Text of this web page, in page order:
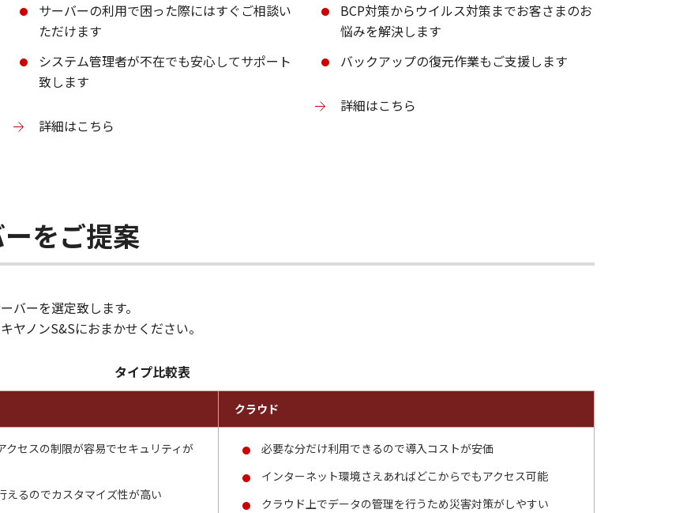
サーバーの利用で困った際にはすぐご相談い
ただけます
システム管理者が不在でも安心してサポート
致します
詳細はこちら
BCP対策からウイルス対策までお客さまのお
悩みを解決します
バックアップの復元作業もご支援します
詳細はこちら
をご提案
バーを選定致します。
ノンS&Sにおまかせください。
タイプ比較表
クラウド
クセスの制限が容易でセキュリティが
えるのでカスタマイズ性が高い
必要な分だけ利用できるので導入コストが安価
インターネット環境さえあればどこからでもアクセス可能
クラウド上でデータの管理を行うため災害対策がしやすい